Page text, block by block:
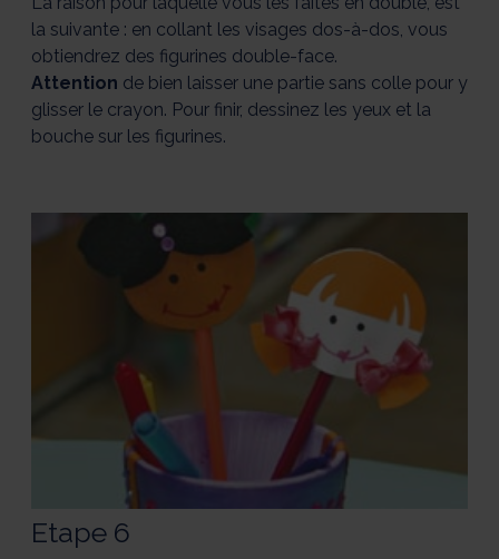
la suivante : en collant les visages dos-à-dos, vous
obtiendrez des figurines double-face.
Attention de bien laisser une partie sans colle pour y
glisser le crayon. Pour finir, dessinez les yeux et la
bouche sur les figurines.
Etape 6